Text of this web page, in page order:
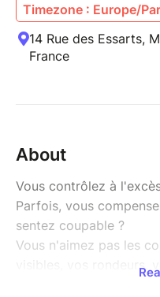
Timezone : Europe/
14 Rue des Essarts,
France
About
Vous contrôlez à
Parfois, vous
sentez coupable ?
Vous n'aimez pas les
visibles, vos rondeurs,